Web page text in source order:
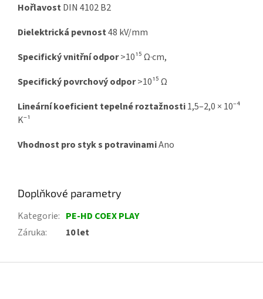
HořlavostDIN 4102 B2
Dielektrická pevnost48 kV/mm
Specifický vnitřní odpor>10¹⁵ Ω·cm,
Specifický povrchový odpor>10¹⁵ Ω
Lineární koeficient tepelné roztažnosti1,5–2,0 × 10⁻⁴
K⁻¹
Vhodnost pro styk s potravinamiAno
Doplňkové parametry
Kategorie: PE-HD COEX PLAY
Záruka: 10 let